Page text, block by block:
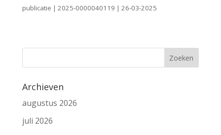
publicatie | 2025-0000040119 | 26-03-2025
Archieven
augustus 2026
juli 2026